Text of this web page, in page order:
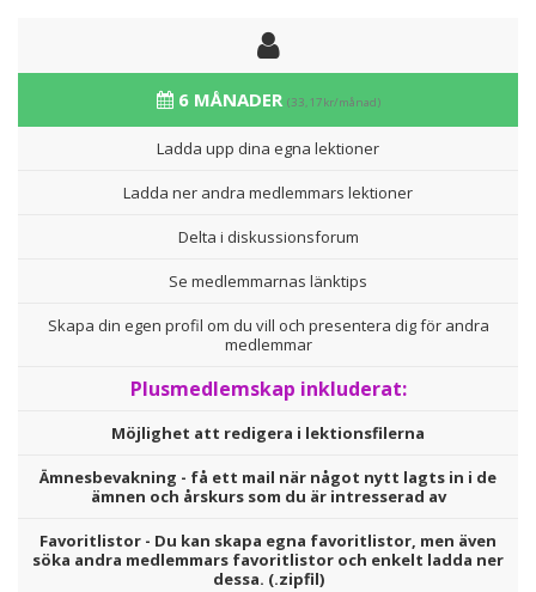
6 MÅNADER (33,17kr/månad)
Ladda upp dina egna lektioner
Ladda ner andra medlemmars lektioner
Delta i diskussionsforum
Se medlemmarnas länktips
Skapa din egen profil om du vill och presentera dig för andra
medlemmar
Plusmedlemskap inkluderat:
Möjlighet att redigera i lektionsfilerna
Ämnesbevakning - få ett mail när något nytt lagts in i de
ämnen och årskurs som du är intresserad av
Favoritlistor - Du kan skapa egna favoritlistor, men även
söka andra medlemmars favoritlistor och enkelt ladda ner
dessa. (.zipfil)